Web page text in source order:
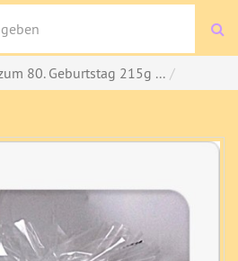
80. Geburtstag 215g ...